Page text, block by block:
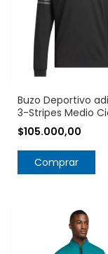
Buzo Deportivo
3-Stripes Medio
IS7132
$105.000,00
Comprar